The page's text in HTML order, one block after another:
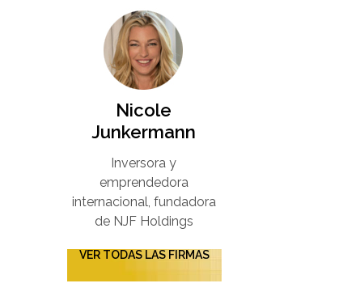
Nicole
Junkermann​
Inversora y
emprendedora
internacional, fundadora
de NJF Holdings
VER TODAS LAS FIRMAS